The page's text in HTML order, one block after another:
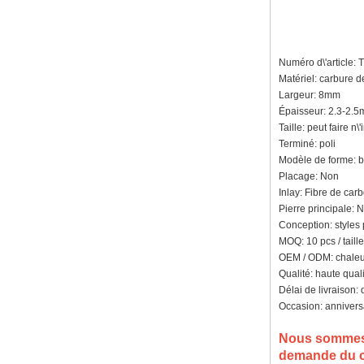
Numéro d\'article:
Matériel: carbure
Largeur: 8mm
Épaisseur: 2.3-
Taille: peut faire
Terminé: poli
Modèle de forme:
Placage: Non
Inlay: Fibre de
Pierre principale:
Conception: styles
MOQ: 10 pcs / taille
OEM / ODM:
Qualité: haute
Délai de livraison:
Occasion:
Nous
demande du